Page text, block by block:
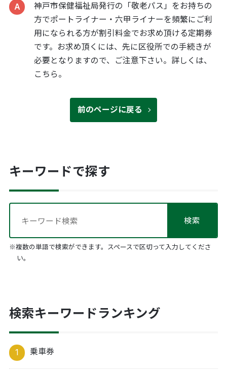
神戸市保健福祉局発行の「敬老パス」をお持ちの
方でポートライナー・六甲ライナーを頻繁にご利
用になられる方が割引料金でお求め頂ける定期券
です。お求め頂くには、先に区役所での手続きが
必要となりますので、ご注意下さい。詳しくは、
こちら。
前のページに戻る
キーワードで探す
※複数の単語で検索ができます。スペースで区切って入力してくださ
い。
検索キーワードランキング
乗車券